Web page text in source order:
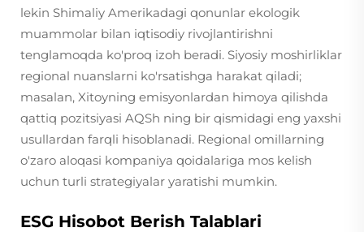
lekin Shimaliy Amerikadagi qonunlar ekologik
muammolar bilan iqtisodiy rivojlantirishni
tenglamoqda ko'proq izoh beradi. Siyosiy moshirliklar
regional nuanslarni ko'rsatishga harakat qiladi;
masalan, Xitoyning emisyonlardan himoya qilishda
qattiq pozitsiyasi AQSh ning bir qismidagi eng yaxshi
usullardan farqli hisoblanadi. Regional omillarning
o'zaro aloqasi kompaniya qoidalariga mos kelish
uchun turli strategiyalar yaratishi mumkin.
ESG Hisobot Berish Talablari